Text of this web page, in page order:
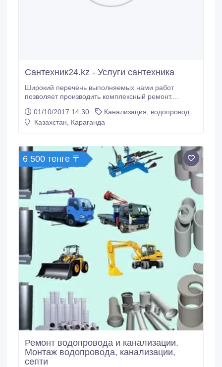
Сантехник24.kz - Услуги сантехника
Широкий перечень выполняемых нами работ
позволяет производить комплексный ремонт.
http://сантехник24.kz Это значит, что в случае если
вы обратитесь в нашу компанию, вам не нужно
01/10/2017 14:30
Канализация, водопровод
Казахстан, Караганда
6 500 тенге 〒
Ремонт водопровода и канализации.
Монтаж водопровода, канализации,
септи